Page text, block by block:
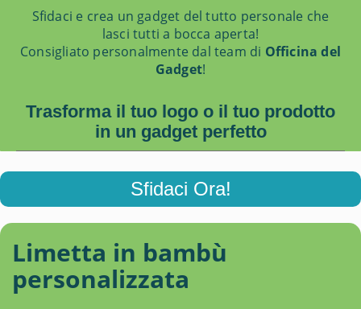
Sfidaci e crea un gadget del tutto personale che
lasci tutti a bocca aperta!
Consigliato personalmente dal team di Officina del
Gadget!
Trasforma il tuo logo o il tuo prodotto
in un gadget perfetto
Sfidaci Ora!
Limetta in bambù
personalizzata